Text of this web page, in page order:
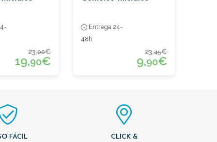
23,00€
19,90€
Entrega 24-
48h
23,45€
9,90€
FÁCIL
CLICK &